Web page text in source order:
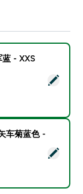
背心 - 海军蓝 -
- XXS
混纺背心 - 矢车菊
车菊蓝色 -